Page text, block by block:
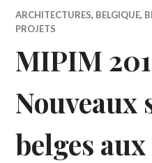
ARCHITECTURES, BELGIQUE,
PROJETS
MIPIM
Nouveaux
belges